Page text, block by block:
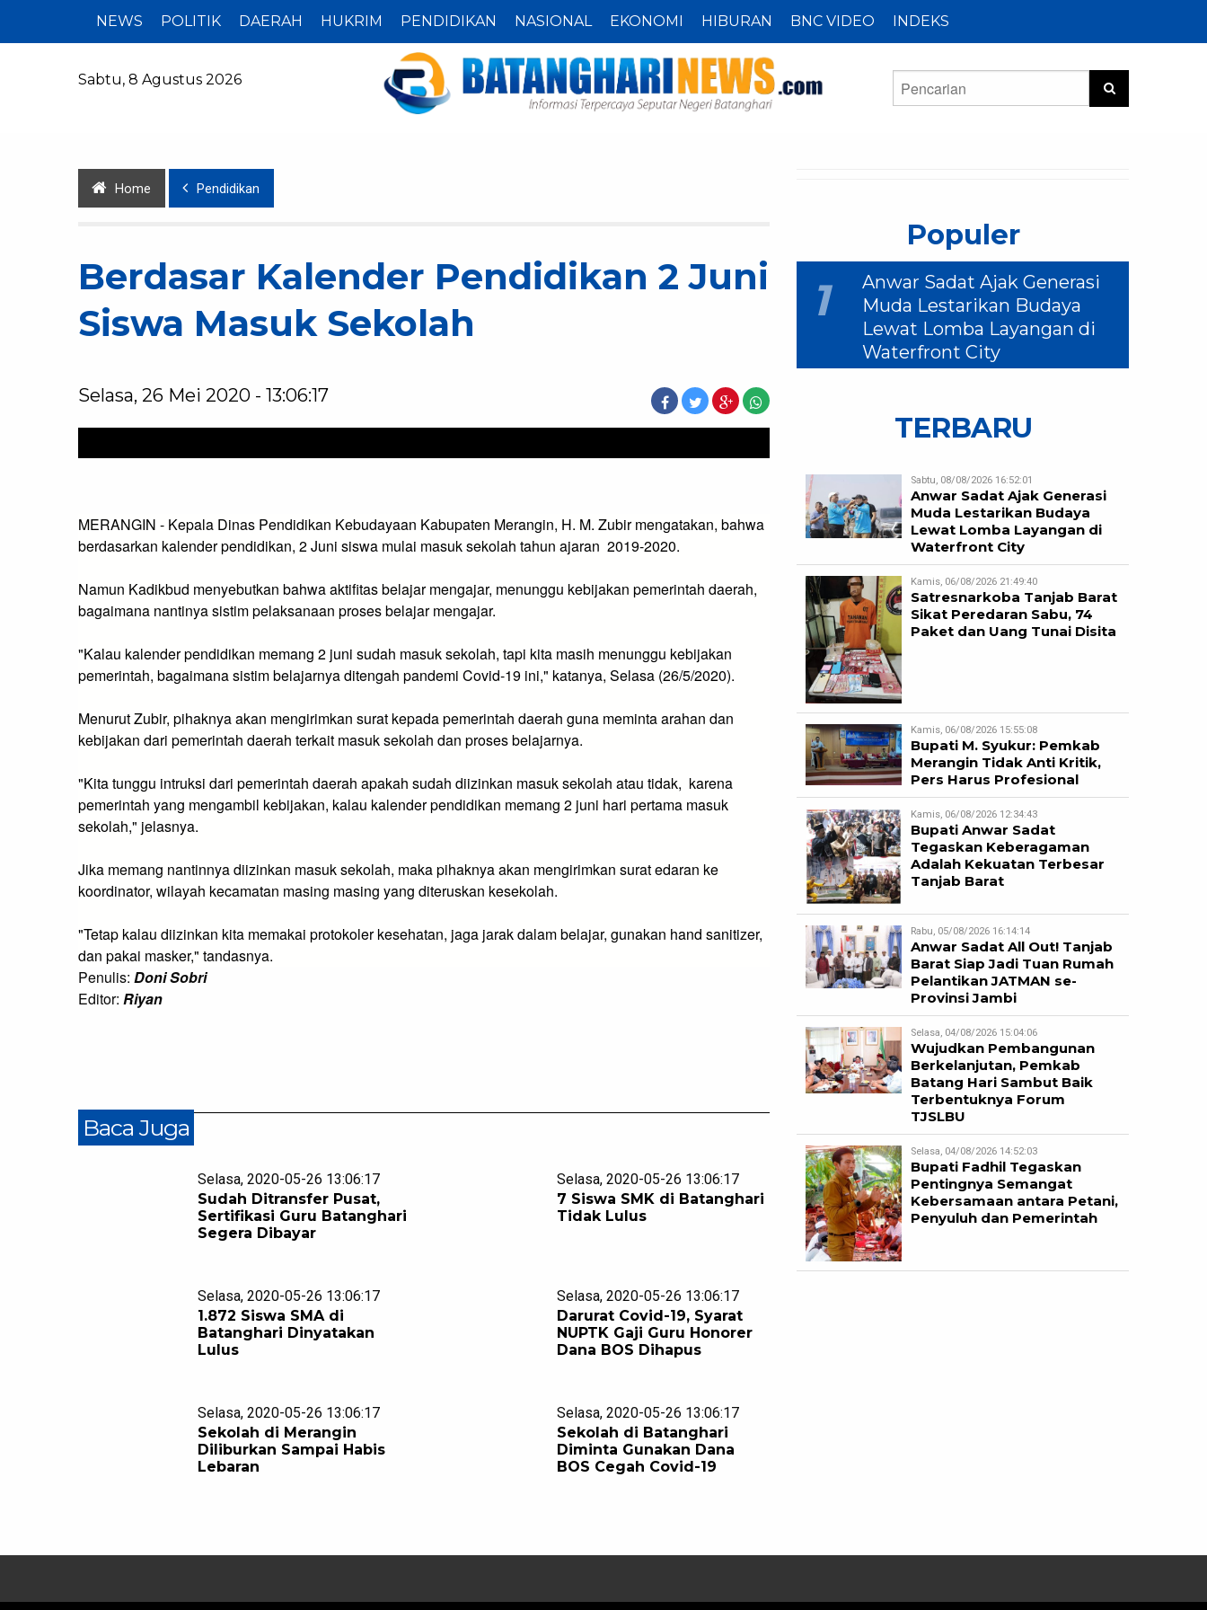
NEWS POLITIK DAERAH HUKRIM PENDIDIKAN NASIONAL EKONOMI HIBURAN BNC VIDEO INDEKS
Sabtu, 8 Agustus 2026
Home Pendidikan
Berdasar Kalender Pendidikan 2 Juni
Siswa Masuk Sekolah
Selasa, 26 Mei 2020 - 13:06:17
MERANGIN - Kepala Dinas Pendidikan Kebudayaan Kabupaten Merangin, H. M. Zubir mengatakan, bahwa
berdasarkan kalender pendidikan, 2 Juni siswa mulai masuk sekolah tahun ajaran  2019-2020.
Namun Kadikbud menyebutkan bahwa aktifitas belajar mengajar, menunggu kebijakan pemerintah daerah,
bagaimana nantinya sistim pelaksanaan proses belajar mengajar.
"Kalau kalender pendidikan memang 2 juni sudah masuk sekolah, tapi kita masih menunggu kebijakan
pemerintah, bagaimana sistim belajarnya ditengah pandemi Covid-19 ini," katanya, Selasa (26/5/2020).
Menurut Zubir, pihaknya akan mengirimkan surat kepada pemerintah daerah guna meminta arahan dan
kebijakan dari pemerintah daerah terkait masuk sekolah dan proses belajarnya.
"Kita tunggu intruksi dari pemerintah daerah apakah sudah diizinkan masuk sekolah atau tidak,  karena
pemerintah yang mengambil kebijakan, kalau kalender pendidikan memang 2 juni hari pertama masuk
sekolah," jelasnya.
Jika memang nantinnya diizinkan masuk sekolah, maka pihaknya akan mengirimkan surat edaran ke
koordinator, wilayah kecamatan masing masing yang diteruskan kesekolah.
"Tetap kalau diizinkan kita memakai protokoler kesehatan, jaga jarak dalam belajar, gunakan hand sanitizer,
dan pakai masker," tandasnya.
Penulis: Doni Sobri
Editor: Riyan
Baca Juga
Selasa, 2020-05-26 13:06:17
Sudah Ditransfer Pusat,
Sertifikasi Guru Batanghari
Segera Dibayar
Selasa, 2020-05-26 13:06:17
7 Siswa SMK di Batanghari
Tidak Lulus
Selasa, 2020-05-26 13:06:17
1.872 Siswa SMA di
Batanghari Dinyatakan
Lulus
Selasa, 2020-05-26 13:06:17
Darurat Covid-19, Syarat
NUPTK Gaji Guru Honorer
Dana BOS Dihapus
Selasa, 2020-05-26 13:06:17
Sekolah di Merangin
Diliburkan Sampai Habis
Lebaran
Selasa, 2020-05-26 13:06:17
Sekolah di Batanghari
Diminta Gunakan Dana
BOS Cegah Covid-19
Populer
1
Anwar Sadat Ajak Generasi
Muda Lestarikan Budaya
Lewat Lomba Layangan di
Waterfront City
TERBARU
Sabtu, 08/08/2026 16:52:01
Anwar Sadat Ajak Generasi
Muda Lestarikan Budaya
Lewat Lomba Layangan di
Waterfront City
Kamis, 06/08/2026 21:49:40
Satresnarkoba Tanjab Barat
Sikat Peredaran Sabu, 74
Paket dan Uang Tunai Disita
Kamis, 06/08/2026 15:55:08
Bupati M. Syukur: Pemkab
Merangin Tidak Anti Kritik,
Pers Harus Profesional
Kamis, 06/08/2026 12:34:43
Bupati Anwar Sadat
Tegaskan Keberagaman
Adalah Kekuatan Terbesar
Tanjab Barat
Rabu, 05/08/2026 16:14:14
Anwar Sadat All Out! Tanjab
Barat Siap Jadi Tuan Rumah
Pelantikan JATMAN se-
Provinsi Jambi
Selasa, 04/08/2026 15:04:06
Wujudkan Pembangunan
Berkelanjutan, Pemkab
Batang Hari Sambut Baik
Terbentuknya Forum
TJSLBU
Selasa, 04/08/2026 14:52:03
Bupati Fadhil Tegaskan
Pentingnya Semangat
Kebersamaan antara Petani,
Penyuluh dan Pemerintah